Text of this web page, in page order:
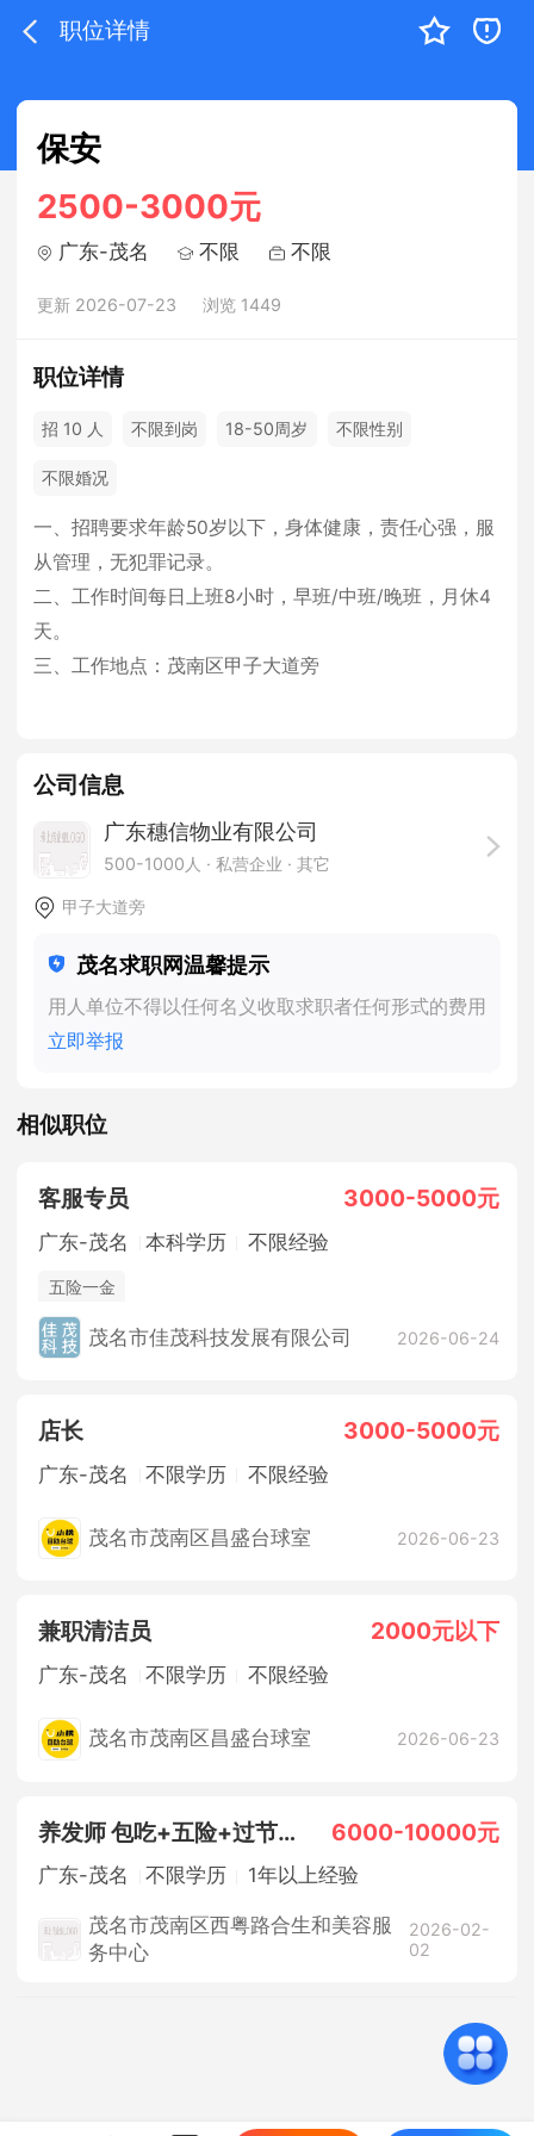
职位详情
保安
2500-3000元
广东-茂名 不限 不限
更新 2026-07-23 浏览 1449
职位详情
招 10 人 不限到岗 18-50周岁 不限性别
不限婚况
一、招聘要求年龄50岁以下，身体健康，责任心强，服
从管理，无犯罪记录。
二、工作时间每日上班8小时，早班/中班/晚班，月休4
天。
三、工作地点：茂南区甲子大道旁
公司信息
广东穗信物业有限公司
500-1000人 · 私营企业 · 其它
甲子大道旁
茂名求职网温馨提示
用人单位不得以任何名义收取求职者任何形式的费用
立即举报
相似职位
客服专员 3000-5000元
广东-茂名 本科学历 不限经验
五险一金
茂名市佳茂科技发展有限公司 2026-06-24
店长 3000-5000元
广东-茂名 不限学历 不限经验
茂名市茂南区昌盛台球室 2026-06-23
兼职清洁员 2000元以下
广东-茂名 不限学历 不限经验
茂名市茂南区昌盛台球室 2026-06-23
养发师 包吃+五险+过节放假+ 6000-10000元
广东-茂名 不限学历 1年以上经验
茂名市茂南区西粤路合生和美容服
务中心
2026-02-
02